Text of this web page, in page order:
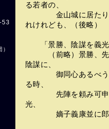
53
）
る若者の、
金山城に居たりけ
れけれども、（後略）
「景勝、陰謀を義光
（前略）景勝、先づ
陰謀に、
御同心あるべうも
る時、
先陣を頼み可申候
光、
嫡子義康並に郎